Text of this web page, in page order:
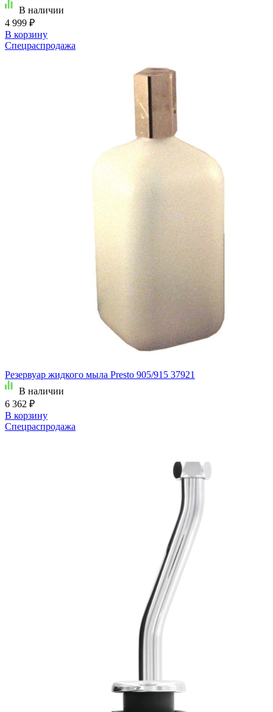
В наличии
4 999 ₽
В корзину
Спецраспродажа
Резервуар жидкого мыла Presto 905/915 37921
В наличии
6 362 ₽
В корзину
Спецраспродажа